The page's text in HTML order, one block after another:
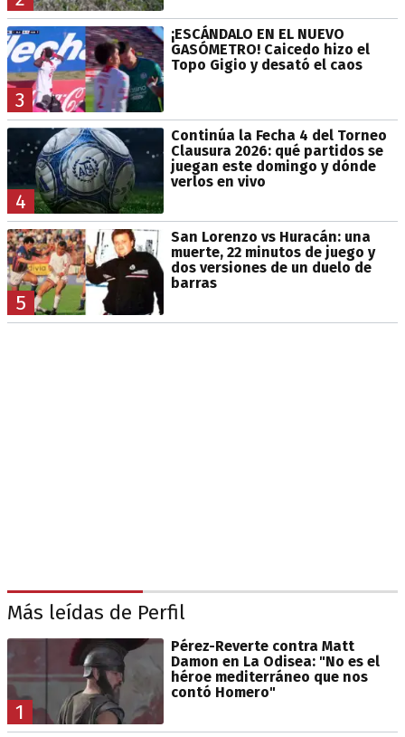
3
¡ESCÁNDALO EN EL NUEVO
GASÓMETRO! Caicedo hizo el
Topo Gigio y desató el caos
4
Continúa la Fecha 4 del Torneo
Clausura 2026: qué partidos se
juegan este domingo y dónde
verlos en vivo
5
San Lorenzo vs Huracán: una
muerte, 22 minutos de juego y
dos versiones de un duelo de
barras
Más leídas de Perfil
1
Pérez-Reverte contra Matt
Damon en La Odisea: "No es el
héroe mediterráneo que nos
contó Homero"